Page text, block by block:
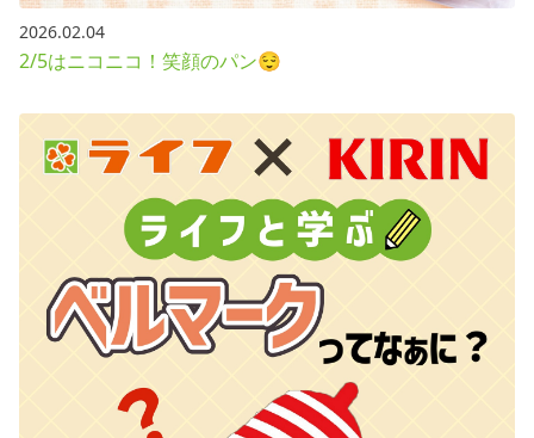
2026.02.04
2/5はニコニコ！笑顔のパン😌